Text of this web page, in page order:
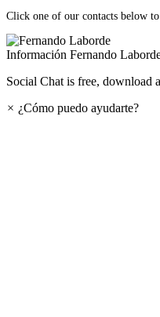
Click one of our contacts below
Información Fernando
Social Chat is free, download
× ¿Cómo puedo ayudarte?